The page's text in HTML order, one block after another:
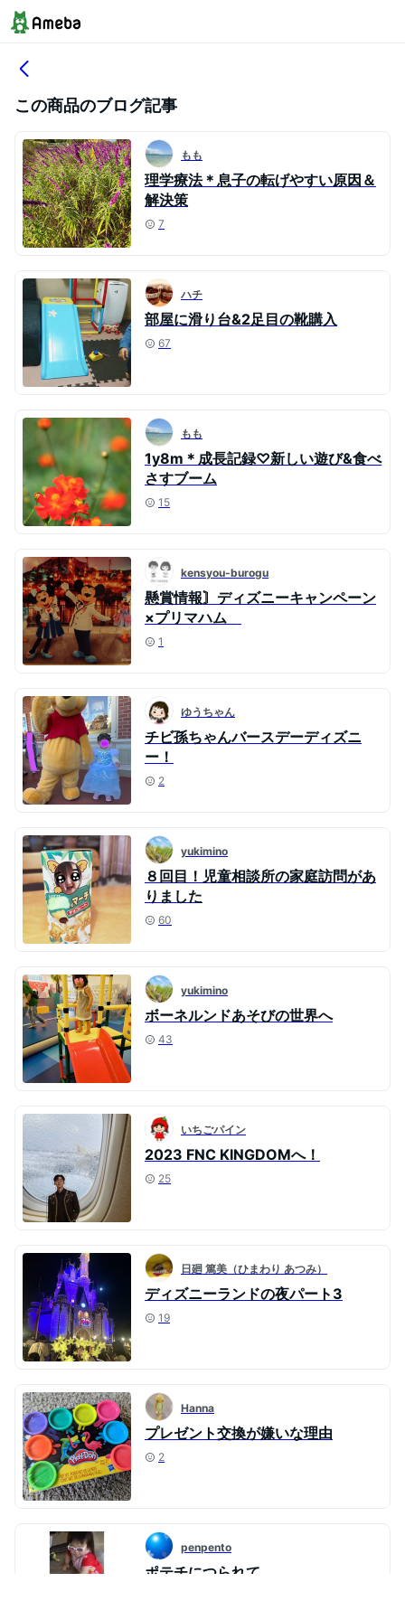
この商品のブログ記事
もも
理学療法＊息子の転げやすい原因＆
解決策
7
ハチ
部屋に滑り台&2足目の靴購入
67
もも
1y8m＊成長記録♡新しい遊び&食べ
さすブーム
15
kensyou-burogu
懸賞情報〙ディズニーキャンペーン
×プリマハム
1
ゆうちゃん
チビ孫ちゃんバースデーディズニ
ー！
2
yukimino
８回目！児童相談所の家庭訪問があ
りました
60
yukimino
ボーネルンドあそびの世界へ
43
いちごパイン
2023 FNC KINGDOMへ！
25
日廻 篤美（ひまわり あつみ）
ディズニーランドの夜パート3
19
Hanna
プレゼント交換が嫌いな理由
2
penpento
ポテチにつられて